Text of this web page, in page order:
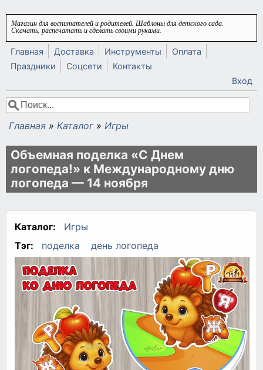
Перейти к основному содержанию
Магазин для воспитателей и родителей. Шаблоны для детского сада.
Скачать, распечатать и сделать своими руками.
Главная Доставка Инструменты
Оплата
Праздники
Соцсети
Контакты
Вход
Форма поиска
Поиск
Вы здесь
Главная » Каталог » Игры
Объемная поделка «С Днем
логопеда!» к Международному дню
логопеда — 14 ноября
Каталог:
Игры
Тэг:
поделка день логопеда